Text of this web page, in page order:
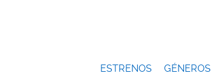
ESTRENOS GÉNEROS